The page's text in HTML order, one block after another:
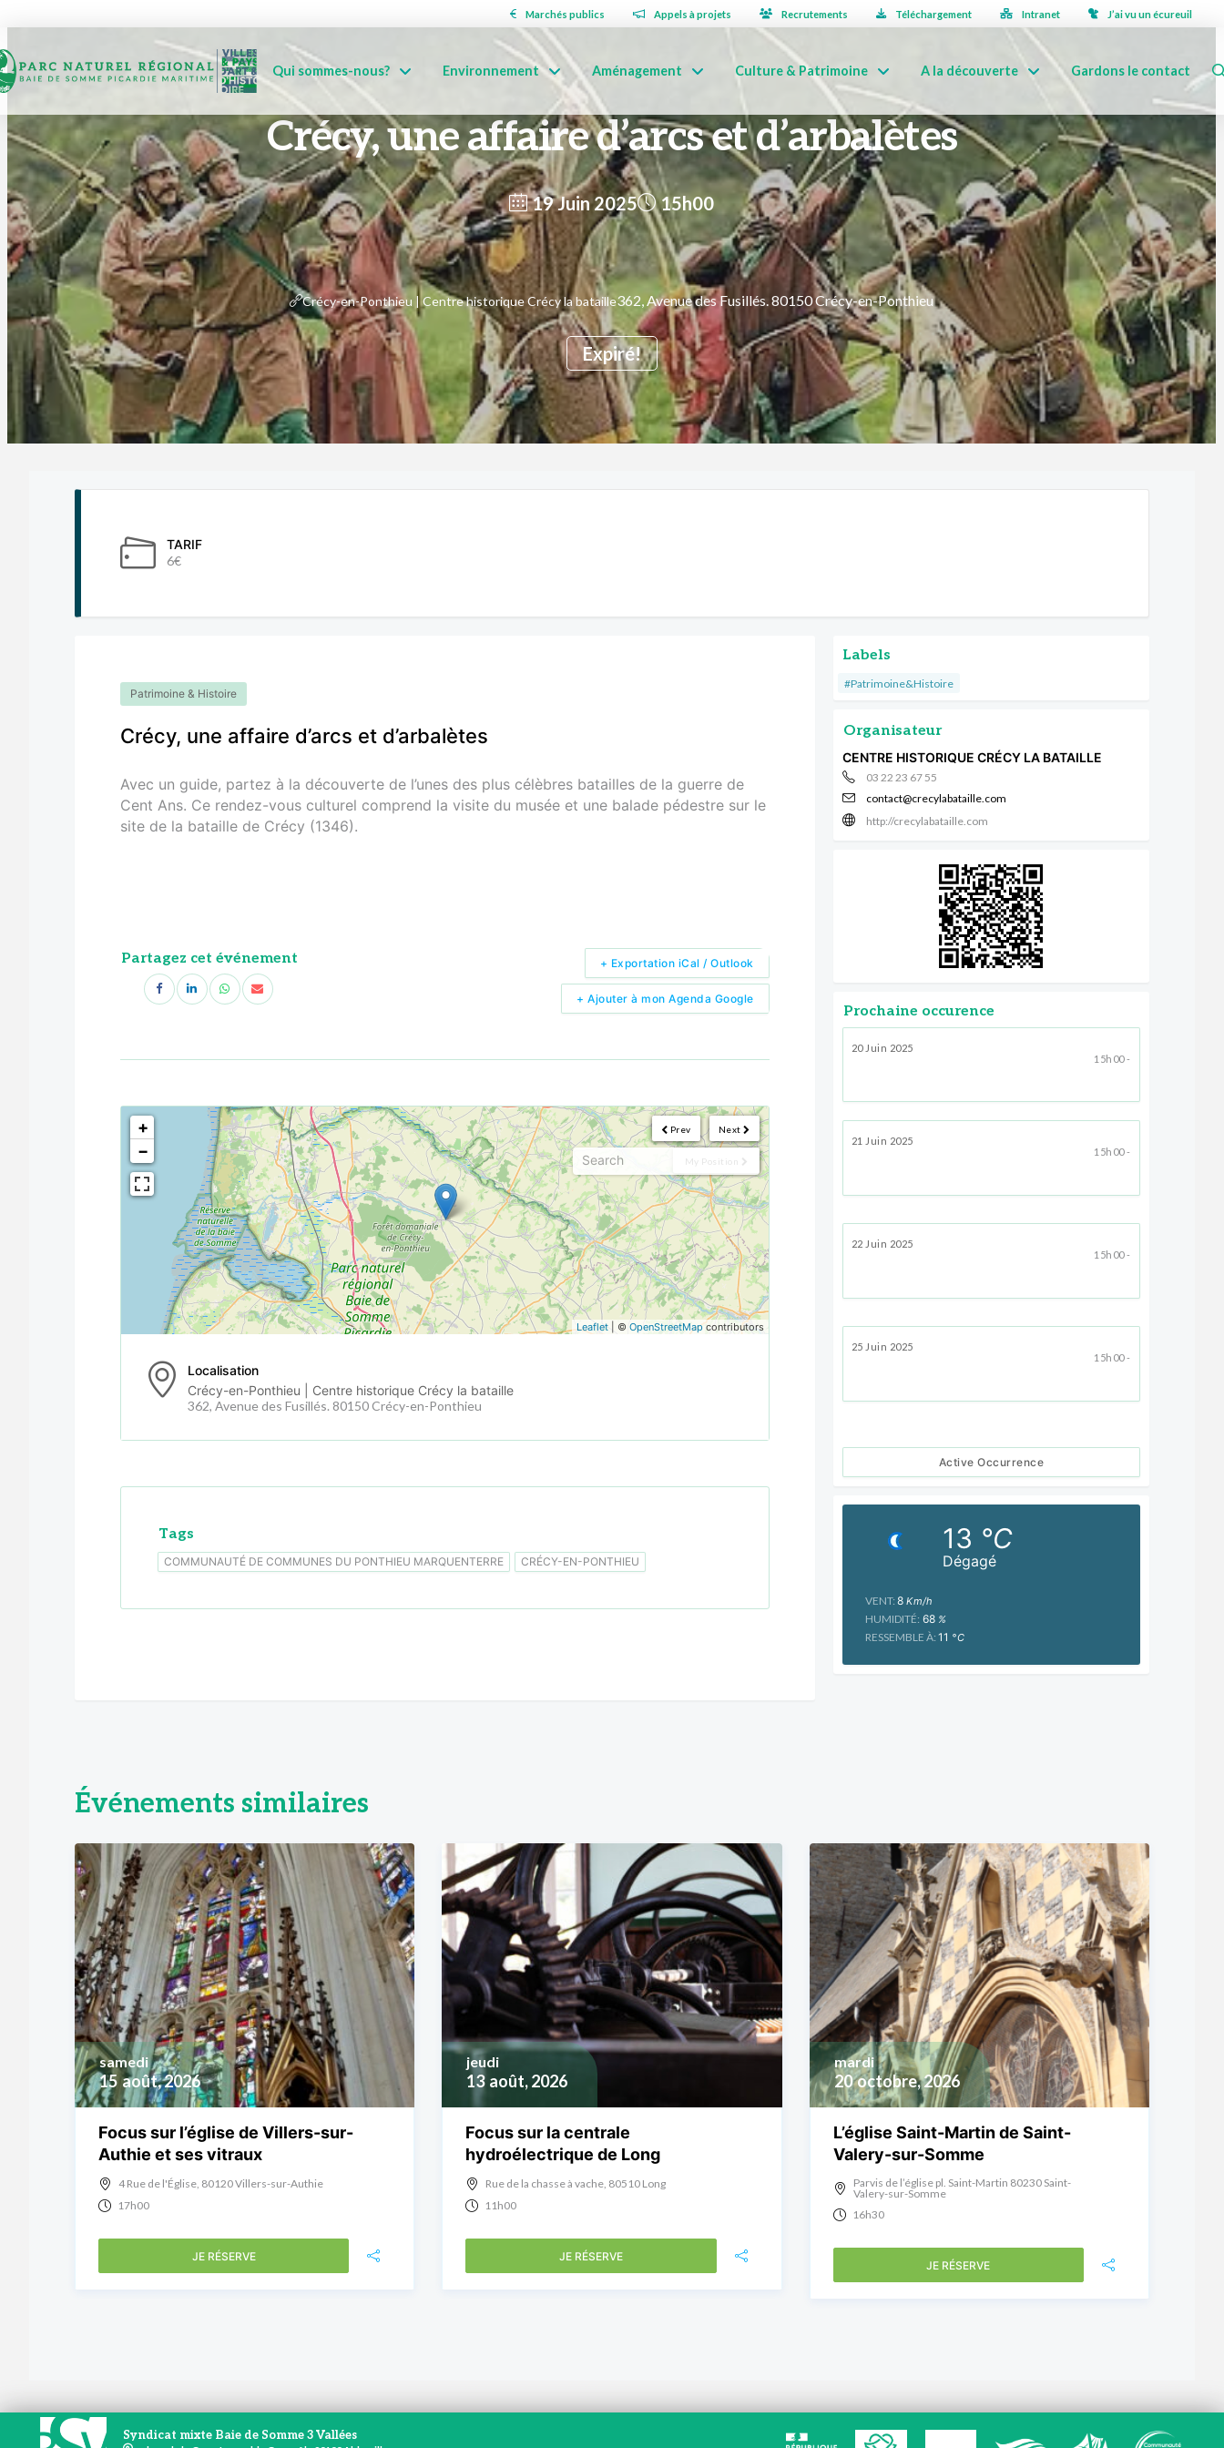
Marchés publics Appels à projets Recrutements Téléchargement Intranet J’ai vu un écureuil
Qui sommes-nous? Environnement Aménagement Culture & Patrimoine A la découverte Gardons le contact
Crécy, une affaire d’arcs et d’arbalètes
19 Juin 2025
Expiré!
15h00
Crécy-en-Ponthieu | Centre historique Crécy la bataille362, Avenue des Fusillés. 80150 Crécy-en-Ponthieu
TARIF
6€
Patrimoine & Histoire
Crécy, une affaire d’arcs et d’arbalètes
Avec un guide, partez à la découverte de l’unes des plus célèbres batailles de la guerre de
Cent Ans. Ce rendez-vous culturel comprend la visite du musée et une balade pédestre sur le
site de la bataille de Crécy (1346).
Partagez cet événement
+ Ajouter à mon Agenda Google
+ Exportation iCal / Outlook
Next
Prev
My Position
<!---->
+
−
Leaflet| © OpenStreetMapcontributors
Localisation
Crécy-en-Ponthieu | Centre historique Crécy la bataille
362, Avenue des Fusillés. 80150 Crécy-en-Ponthieu
Tags
COMMUNAUTÉ DE COMMUNES DU PONTHIEU MARQUENTERRE CRÉCY-EN-PONTHIEU
Labels
#Patrimoine&Histoire
Organisateur
CENTRE HISTORIQUE CRÉCY LA BATAILLE
03 22 23 67 55
contact@crecylabataille.com
http://crecylabataille.com
Prochaine occurence
20 Juin 2025
15h00 -
21 Juin 2025
15h00 -
22 Juin 2025
15h00 -
25 Juin 2025
15h00 -
Active Occurrence
Dégagé
13 °C
VENT: 8Km/h
HUMIDITÉ: 68%
RESSEMBLE À: 11 °C
Événements similaires
15 août, 2026
samedi
Focus sur l’église de Villers-sur-
Authie et ses vitraux
4 Rue de l'Église, 80120 Villers-sur-Authie
17h00
JE RÉSERVE
13 août, 2026
jeudi
Focus sur la centrale
hydroélectrique de Long
Rue de la chasse à vache, 80510 Long
11h00
JE RÉSERVE
20 octobre, 2026
mardi
L’église Saint-Martin de Saint-
Valery-sur-Somme
Parvis de l’église pl. Saint-Martin 80230 Saint-
Valery-sur-Somme
16h30
JE RÉSERVE
Syndicat mixte Baie de Somme 3 Vallées